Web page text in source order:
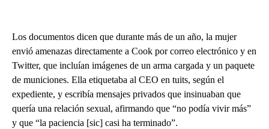
Los documentos dicen que durante más de un año, la mujer
envió amenazas directamente a Cook por correo electrónico y en
Twitter, que incluían imágenes de un arma cargada y un paquete
de municiones. Ella etiquetaba al CEO en tuits, según el
expediente, y escribía mensajes privados que insinuaban que
quería una relación sexual, afirmando que “no podía vivir más”
y que “la paciencia [sic] casi ha terminado”.